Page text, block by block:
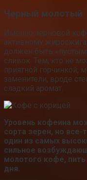
Черный молотый
Именно зерновой
активному
должен быть
сливок. Тем, кто не
приятной горчинкой,
заменители, вроде
сладкий аромат.
Уровень кофеина
сорта зерен, но все-
один из самых
сильное
молотого кофе, пить
дня.